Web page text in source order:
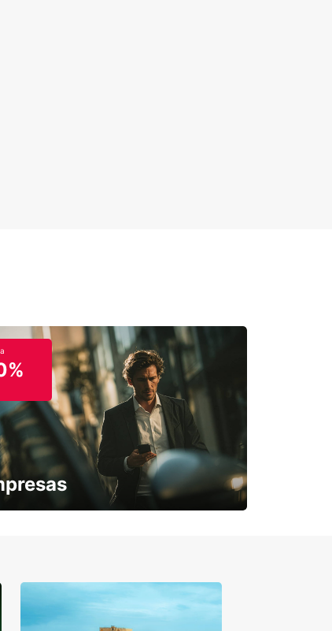
en las cuatro ruedas
de potencia con nuestros vehículos
una conducción eficiente y
de energía regenerativa! La conducción
al motor de combustión y la batería se
la conducción.
híbridos enchufables
eléctrico de 50-60 km. Alquila la
para viajes diarios y de larga